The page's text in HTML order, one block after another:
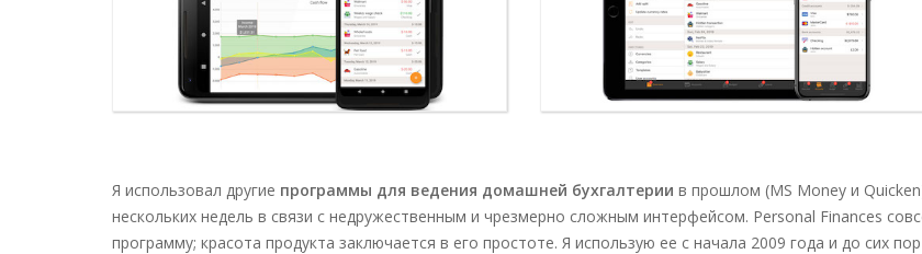
Я использовал другие программы для ведения домашней бухгалтерии в прошлом (MS Money и
нескольких недель в связи с недружественным и чрезмерно сложным интерфейсом. Personal Finances
программу; красота продукта заключается в его простоте. Я использую ее с начала 2009 года и до сих